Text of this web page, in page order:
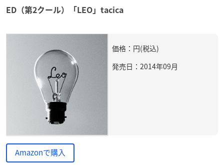
ED（第2クール）「LEO」tacica
価格：円(税込)
発売日：2014年09月
Amazonで購入